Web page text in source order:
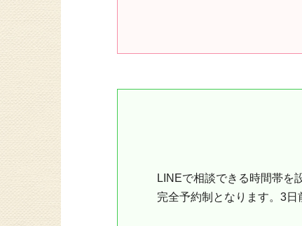
LINEで相談できる時間帯を
完全予約制となります。3日